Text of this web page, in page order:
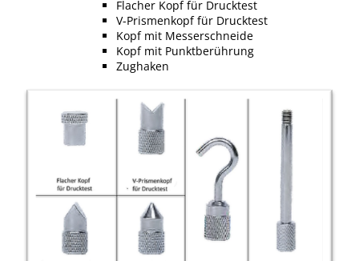
Flacher Kopf für Drucktest
V-Prismenkopf für Drucktest
Kopf mit Messerschneide
Kopf mit Punktberührung
Zughaken